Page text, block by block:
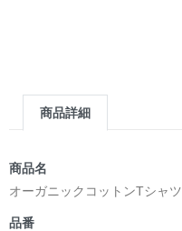
商品詳細
商品名
オーガニックコットンTシャツ
品番